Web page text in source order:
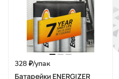
328 ₽/упак
Батарейки ENERGIZER